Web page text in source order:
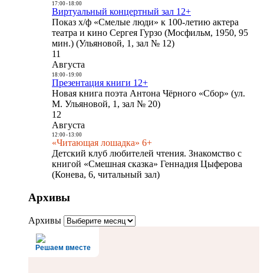
17:00- 18:00
Виртуальный концертный зал 12+
Показ х/ф «Смелые люди» к 100-летию актера
театра и кино Сергея Гурзо (Мосфильм, 1950, 95
мин.) (Ульяновой, 1, зал № 12)
11
Августа
18:00- 19:00
Презентация книги 12+
Новая книга поэта Антона Чёрного «Сбор» (ул.
М. Ульяновой, 1, зал № 20)
12
Августа
12:00- 13:00
«Читающая лошадка» 6+
Детский клуб любителей чтения. Знакомство с
книгой «Смешная сказка» Геннадия Цыферова
(Конева, 6, читальный зал)
Архивы
Архивы
Решаем вместе